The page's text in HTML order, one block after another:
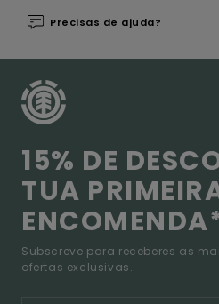
Precisas de ajuda?
15% DE
TUA
Subscreve para receberes as
ofertas exclusivas.